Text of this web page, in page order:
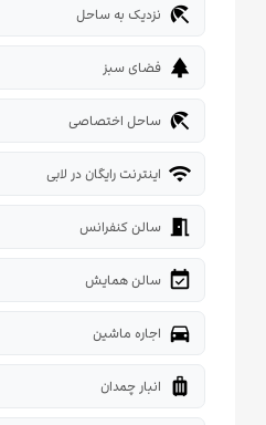
beach_access نزدیک به ساحل
park فضای سبز
beach_access ساحل اختصاصی
wifi اینترنت رایگان در لابی
meeting_room سالن کنفرانس
event_available سالن همایش
directions_car اجاره ماشین
luggage انبار چمدان